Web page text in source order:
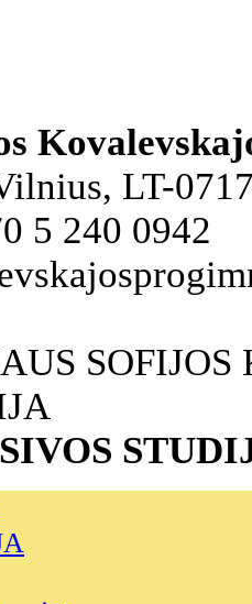
LT-
5 240 0942
SOFIJOS